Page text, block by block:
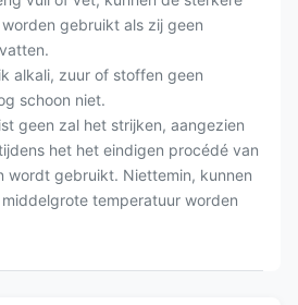
gebruikt als zij geen
alkali, zuur of stoffen geen
schoon niet.
geen zal het strijken, aangezien
het het eindigen procédé van
wordt gebruikt. Niettemin, kunnen
temperatuur worden